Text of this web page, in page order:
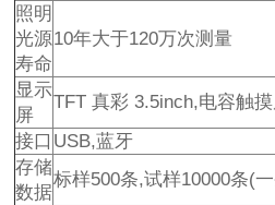
照明
光源
寿命
10年大于120万次测量
显示
屏
TFT 真彩 3.5inch,电容触
接口 USB,蓝牙
存储
数据
标样500条,试样10000条(